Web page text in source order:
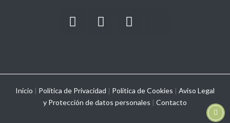
Inicio | Política de Privacidad | Política de Cookies | Aviso Legal
y Protección de datos personales | Contacto